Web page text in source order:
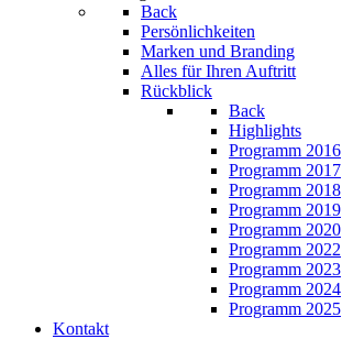
Back
Persönlichkeiten
Marken und Branding
Alles für Ihren Auftritt
Rückblick
Back
Highlights
Programm 2016
Programm 2017
Programm 2018
Programm 2019
Programm 2020
Programm 2022
Programm 2023
Programm 2024
Programm 2025
Kontakt